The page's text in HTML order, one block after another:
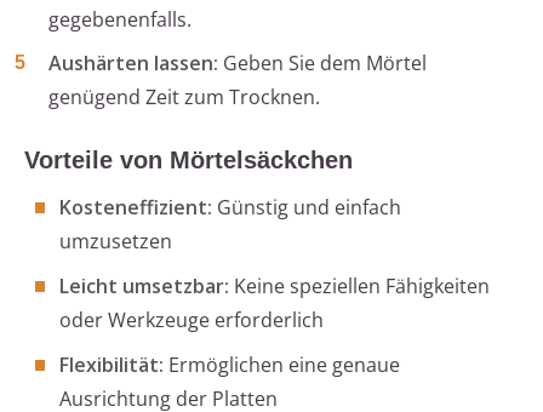
gegebenenfalls.
Aushärten lassen: Geben Sie dem Mörtel
genügend Zeit zum Trocknen.
Vorteile von Mörtelsäckchen
Kosteneffizient: Günstig und einfach
umzusetzen
Leicht umsetzbar: Keine speziellen Fähigkeiten
oder Werkzeuge erforderlich
Flexibilität: Ermöglichen eine genaue
Ausrichtung der Platten